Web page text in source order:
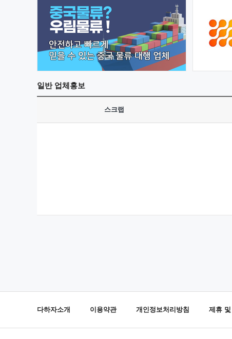
일반업체홍보
스크랩
다하자소개 이용약관 개인정보처리방침 제휴